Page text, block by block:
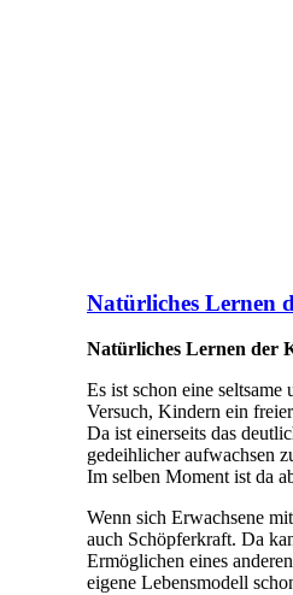
Natürliches Lernen
Natürliches Lernen der
Es ist schon eine
Versuch, Kindern ein
Da ist einerseits das
gedeihlicher aufwachsen
Im selben Moment ist da
Wenn sich Erwachsene
auch Schöpferkraft. Da
Ermöglichen eines
eigene Lebensmodell